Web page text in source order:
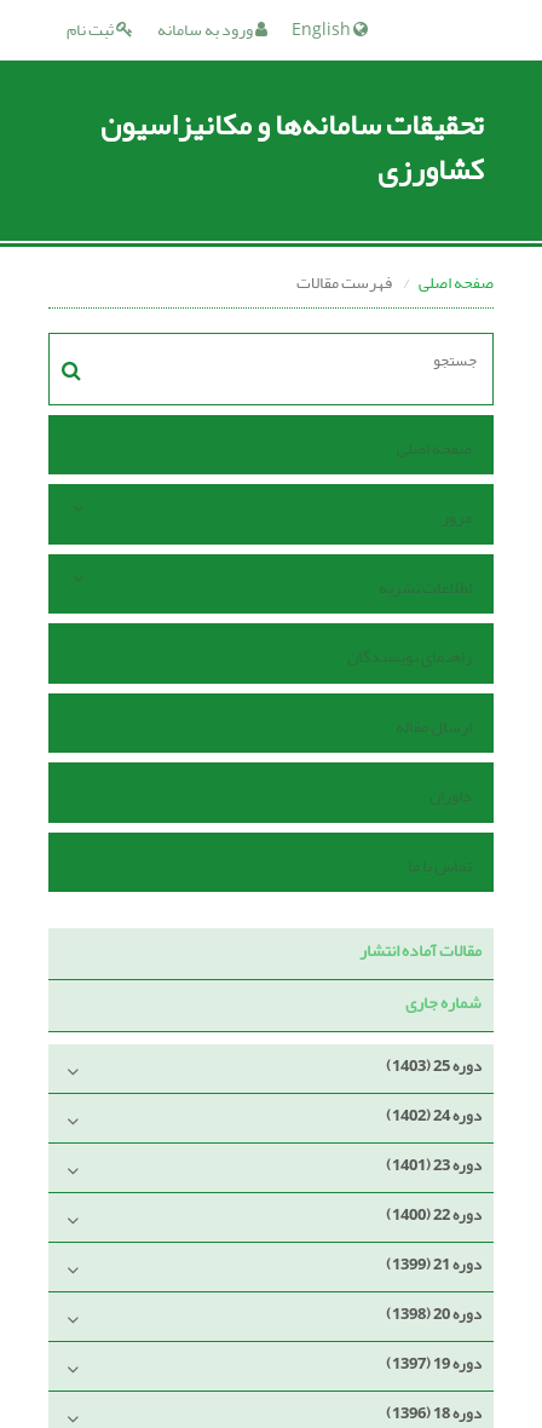
ثبت نام ورود به سامانه
تحقیقات سامانه‌ها و مکانیزاسیون
کشاورزی
صفحه اصلی فهرست مقالات
صفحه اصلی
مرور
اطلاعات نشریه
راهنمای نویسندگان
ارسال مقاله
داوران
تماس با ما
مقالات آماده انتشار
شماره جاری
دوره 25 (1403)
دوره 24 (1402)
دوره 23 (1401)
دوره 22 (1400)
دوره 21 (1399)
دوره 20 (1398)
دوره 19 (1397)
دوره 18 (1396)